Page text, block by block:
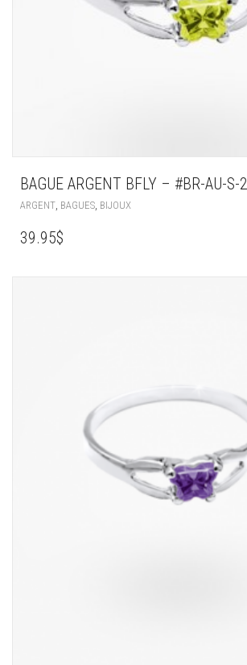
BAGUE ARGENT BFLY – #BR-AU-S-2
ARGENT BAGUES BIJOUX
39.95$